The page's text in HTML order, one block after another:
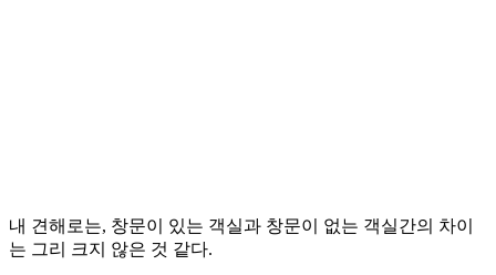
내 견해로는, 창문이 있는 객실과 창문이 없는 객실간의 차이
는 그리 크지 않은 것 같다.